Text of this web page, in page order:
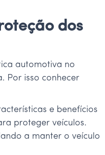
dos
automotiva no
Por isso conhecer
e benefícios
proteger veículos.
a manter o veículo